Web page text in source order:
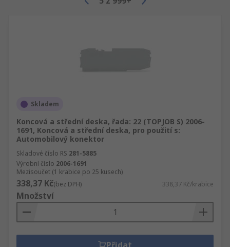
široké škále typů, stylů a způsoby připojení. Mezi
Standardní svorkovnice.
Distribuční bloky a společné bloky.
Pojistkové bloky.
Bariérové pásky.
Skladem
Koncová a střední deska, řada: 22 (TOPJOB S) 2006-
1691, Koncová a střední deska, pro použití s:
Automobilový konektor
Skladové číslo RS 281-5885
Výrobní číslo 2006-1691
Mezisoučet (1 krabice po 25 kusech)
338,37 Kč(bez DPH) 338,37 Kč/krabice
Množství